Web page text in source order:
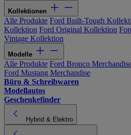
Kollektionen
Alle Produkte Ford Built-Tough
Kollektion Ford Original Kollektion
Vintage Kollektion
Modelle
Alle Produkte Ford Bronco
Ford Mustang Merchandise
Büro & Schreibwaren
Modellautos
Geschenkefinder
Hybrid & Elektro